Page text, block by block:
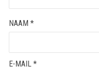
NAAM *
E-MAIL *